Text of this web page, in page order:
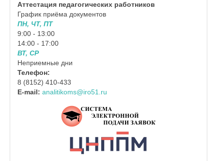
Аттестация педагогических работников
График приёма документов
ПН, ЧТ, ПТ
9:00 - 13:00
14:00 - 17:00
ВТ, СР
Неприемные дни
Телефон:
8 (8152) 410-433
E-mail: analitikoms@iro51.ru